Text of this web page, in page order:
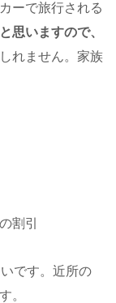
ーで旅行される
思いますので、
しれません。家族
割引
です。近所の
。